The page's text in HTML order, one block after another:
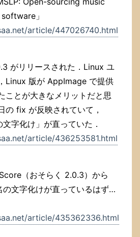
」
article/447026740.html
がリリースされた．Linux ユ
Linux 版が AppImage で提供
ことが大きなメリットだと思
の fix が反映されていて，
文字化け」が直っていた．
article/436253581.html
（おそらく 2.0.3）から
の文字化けが直っているはず…
article/435362336.html